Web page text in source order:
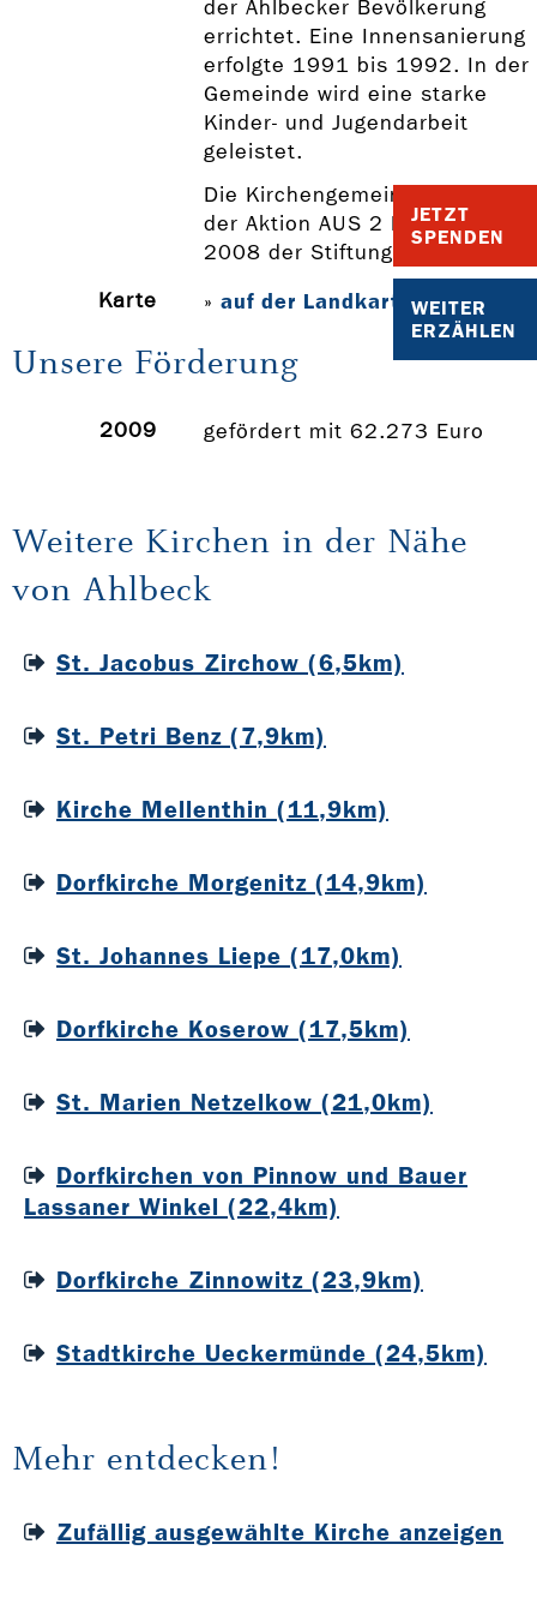
JETZT
SPENDEN
WEITER
ERZÄHLEN
der Ahlbecker Bevölkerung
errichtet. Eine Innensanierung
erfolgte 1991 bis 1992. In der
Gemeinde wird eine starke
Kinder- und Jugendarbeit
geleistet.
Die Kirchengemeinde nahm an
der Aktion AUS 2 MACH 3 -
2008 der Stiftung KIBA teil.
Karte
» auf der Landkarte anzeigen
Unsere Förderung
2009 gefördert mit 62.273 Euro
Weitere Kirchen in der Nähe
von Ahlbeck
St. Jacobus Zirchow (6,5km)
St. Petri Benz (7,9km)
Kirche Mellenthin (11,9km)
Dorfkirche Morgenitz (14,9km)
St. Johannes Liepe (17,0km)
Dorfkirche Koserow (17,5km)
St. Marien Netzelkow (21,0km)
Dorfkirchen von Pinnow und Bauer
Lassaner Winkel (22,4km)
Dorfkirche Zinnowitz (23,9km)
Stadtkirche Ueckermünde (24,5km)
Mehr entdecken!
Zufällig ausgewählte Kirche anzeigen